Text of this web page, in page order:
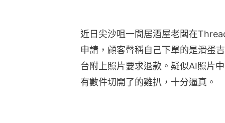
近日尖沙咀一間居酒屋老闆在
申請，顧客聲稱自己下單的是滑蛋
台附上照片要求退款。疑似AI照片
有數件切開了的雞扒，十分逼真。